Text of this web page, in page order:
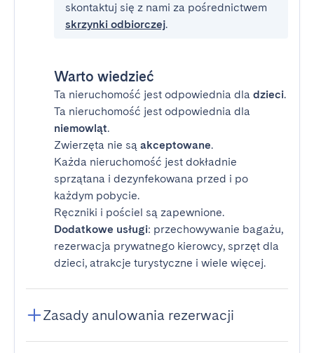
skontaktuj się z nami za pośrednictwem
skrzynki odbiorczej.
Warto wiedzieć
Ta nieruchomość jest odpowiednia dla dzieci.
Ta nieruchomość jest odpowiednia dla
niemowląt.
Zwierzęta nie są akceptowane.
Każda nieruchomość jest dokładnie
sprzątana i dezynfekowana przed i po
każdym pobycie.
Ręczniki i pościel są zapewnione.
Dodatkowe usługi: przechowywanie bagażu,
rezerwacja prywatnego kierowcy, sprzęt dla
dzieci, atrakcje turystyczne i wiele więcej.
Zasady anulowania rezerwacji